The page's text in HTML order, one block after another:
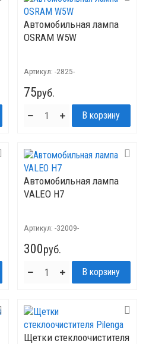
Автомобильная лампа
OSRAM W5W
Артикул: -2825-
75руб.
Автомобильная лампа
VALEO H7
Артикул: -32009-
300руб.
Щетки стеклоочистителя